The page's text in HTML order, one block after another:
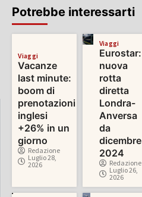
Potrebbe interessarti
Viaggi
Vacanze
last minute:
boom di
prenotazioni
inglesi
+26% in un
giorno
Redazione
Luglio 28,
2026
Viaggi
Eurostar:
nuova
rotta
diretta
Londra-
Anversa
da
dicembre
2024
Redazione
Luglio 26,
2026